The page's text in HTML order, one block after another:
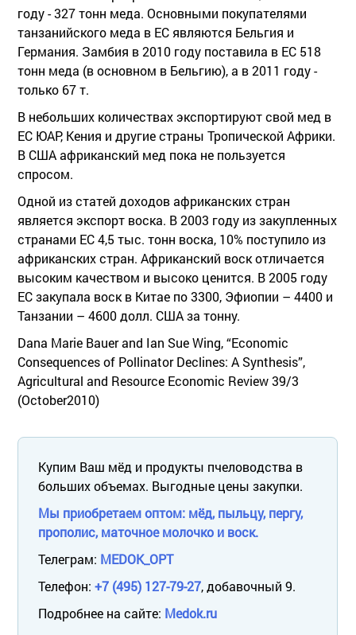
году - 327 тонн меда. Основными покупателями
танзанийского меда в ЕС являются Бельгия и
Германия. Замбия в 2010 году поставила в ЕС 518
тонн меда (в основном в Бельгию), а в 2011 году -
только 67 т.
В небольших количествах экспортируют свой мед в
ЕС ЮАР, Кения и другие страны Тропической Африки.
В США африканский мед пока не пользуется
спросом.
Одной из статей доходов африканских стран
является экспорт воска. В 2003 году из закупленных
странами ЕС 4,5 тыс. тонн воска, 10% поступило из
африканских стран. Африканский воск отличается
высоким качеством и высоко ценится. В 2005 году
ЕС закупала воск в Китае по 3300, Эфиопии – 4400 и
Танзании – 4600 долл. США за тонну.
Dana Marie Bauer and Ian Sue Wing, “Economic
Consequences of Pollinator Declines: A Synthesis”,
Agricultural and Resource Economic Review 39/3
(October2010)
Купим Ваш мёд и продукты пчеловодства в
больших объемах. Выгодные цены закупки.
Мы приобретаем оптом: мёд, пыльцу, пергу,
прополис, маточное молочко и воск.
Телеграм: MEDOK_OPT
Телефон: +7 (495) 127-79-27, добавочный 9.
Подробнее на сайте: Medok.ru